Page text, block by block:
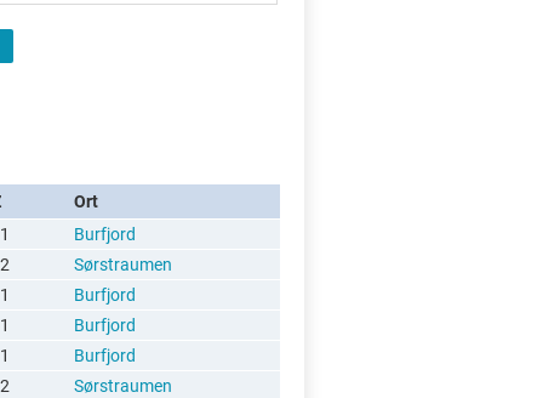
Ort
Burfjord
Sørstraumen
Burfjord
Burfjord
Burfjord
Sørstraumen